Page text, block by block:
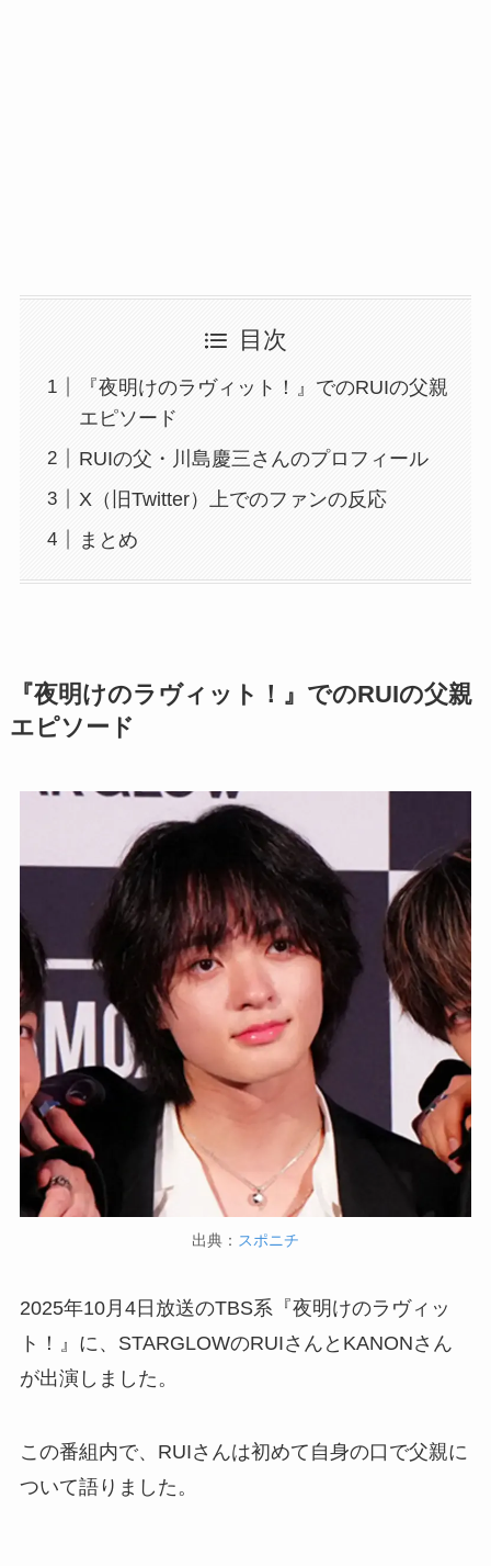
目次
『夜明けのラヴィット！』でのRUIの父親
エピソード
RUIの父・川島慶三さんのプロフィール
X（旧Twitter）上でのファンの反応
まとめ
『夜明けのラヴィット！』でのRUIの父親
エピソード
出典： スポニチ
2025年10月4日放送のTBS系『夜明けのラヴィッ
ト！』に、STARGLOWのRUIさんとKANONさん
が出演しました。
この番組内で、RUIさんは初めて自身の口で父親に
ついて語りました。